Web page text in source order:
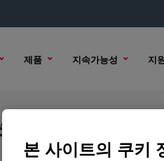
제품 지속가능성 지
7 High Density
본 사이트의 쿠키